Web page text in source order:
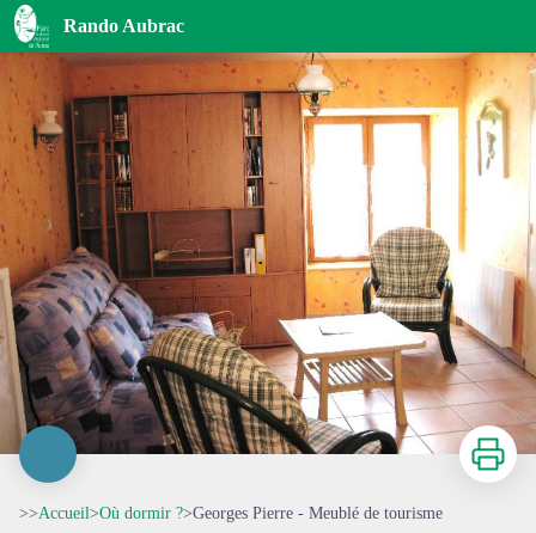
Rando Aubrac
Georges Pierre - Meublé de tourisme
Imprimer
>>Accueil>Où dormir ?>Georges Pierre - Meublé de tourisme